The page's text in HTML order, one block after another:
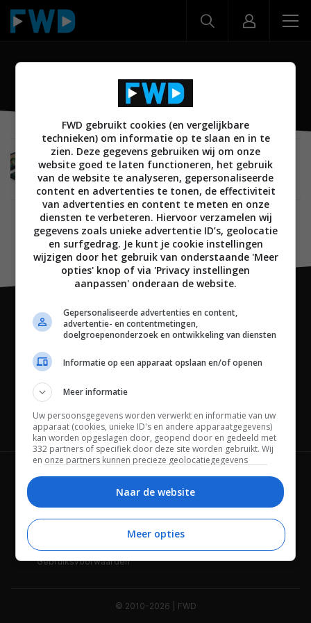
Chromebook 300e
MOBILE 26 FEBRUARI 2018
Lenovo lanceert drie nieuwe en betaalbare
Chromebooks
Channels
Wie is FWD Privacybeleid
Adverteren Contact
Gebruiksvoorwaarden
© 2010-2026 | FWD
FWD gebruikt cookies (en vergelijkbare
technieken) om informatie op te slaan en in te
zien. Deze gegevens gebruiken wij om onze
website goed te laten functioneren, het gebruik
van de website te analyseren, gepersonaliseerde
content en advertenties te tonen, de effectiviteit
van advertenties en content te meten en onze
diensten te verbeteren. Hiervoor verzamelen wij
gegevens zoals unieke advertentie ID’s, geolocatie
en surfgedrag. Je kunt je cookie instellingen
wijzigen door het gebruik van onderstaande 'Meer
opties' knop of via 'Privacy instellingen
aanpassen' onderaan de website.
Gepersonaliseerde advertenties en content,
advertentie- en contentmetingen,
doelgroepenonderzoek en ontwikkeling van diensten
Informatie op een apparaat opslaan en/of openen
Meer informatie
Uw persoonsgegevens worden verwerkt en informatie van uw
apparaat (cookies, unieke ID's en andere apparaatgegevens)
kan worden opgeslagen door, geopend door en gedeeld met
332 partners of specifiek door deze site worden gebruikt. Wij
en onze partners kunnen precieze geolocatiegegevens
Bepaalde leveranciers kunnen uw persoonsgegevens
beheren. Zoek onderaan deze pagina of in het sitemenu naar
een link om uw toestemming te beheren of in te trekken via de
privacy- en cookie-instellingen.
Naar de website
Meer opties